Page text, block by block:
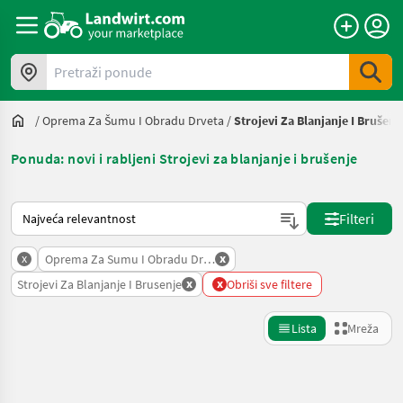
Pretraži ponude
/Oprema Za Šumu I Obradu Drveta /Strojevi Za Blanjanje I
Ponuda: novi i rabljeni Strojevi za blanjanje i brušenje
Način na koji sortira Landwirt.com
Filteri
x Oprema Za Sumu I Obradu Drveta
x
Strojevi Za Blanjanje I Brusenje x x Obriši sve filtere
Lista Mreža